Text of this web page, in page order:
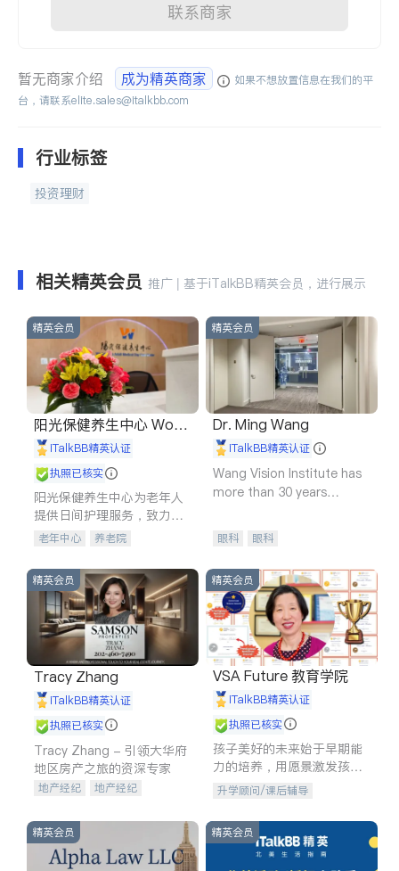
联系商家
暂无商家介绍 成为精英商家
如果不想放置信息在我们的平
台，请联系elite.sales@italkbb.com
行业标签
投资理财
相关精英会员 推广 | 基于iTalkBB精英会员，进行展示
精英会员
阳光保健养生中心 World
shine
iTalkBB精英认证
执照已核实
阳光保健养生中心为老年人
提供日间护理服务，致力于
通过持续的护理创新来有效
老年中心 养老院
精英会员
Dr. Ming Wang
iTalkBB精英认证
Wang Vision Institute has
more than 30 years
眼科 眼科
精英会员
Tracy Zhang
iTalkBB精英认证
执照已核实
Tracy Zhang - 引领大华府
地区房产之旅的资深专家
地产经纪
地产经纪
商铺租售
精英会员
VSA Future 教育学院
iTalkBB精英认证
执照已核实
孩子美好的未来始于早期能
力的培养，用愿景激发孩子
的学习潜力和动力。理念：
拥有成长型心态是成功的基
石。
升学顾问/课后辅导
精英会员 精英会员